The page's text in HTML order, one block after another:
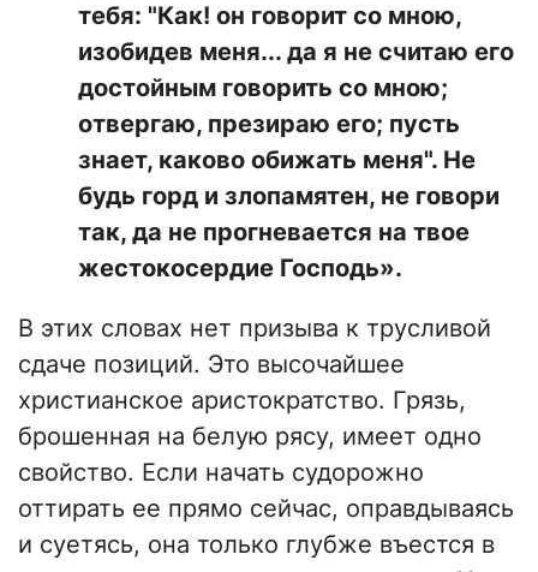
тебя: "Как! он говорит со мною,
изобидев меня... да я не считаю его
достойным говорить со мною;
отвергаю, презираю его; пусть
знает, каково обижать меня". Не
будь горд и злопамятен, не говори
так, да не прогневается на твое
жестокосердие Господь».
В этих словах нет призыва к трусливой
сдаче позиций. Это высочайшее
христианское аристократство. Грязь,
брошенная на белую рясу, имеет одно
свойство. Если начать судорожно
оттирать ее прямо сейчас, оправдываясь
и суетясь, она только глубже въестся в